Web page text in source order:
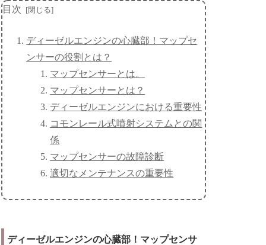
目次
ディーゼルエンジンの心臓部！マップセ
ンサーの役割とは？
マップセンサーとは。
マップセンサーとは？
ディーゼルエンジンにおける重要性
コモンレール式噴射システムとの関
係
マップセンサーの故障診断
適切なメンテナンスの重要性
ディーゼルエンジンの心臓部！マップセンサ